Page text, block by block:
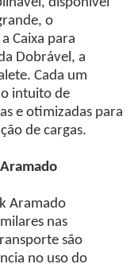
o
Caixa para
Dobrável, a
Cada um
intuito de
e otimizadas para
de cargas.
Aramado
nas
são
no uso do